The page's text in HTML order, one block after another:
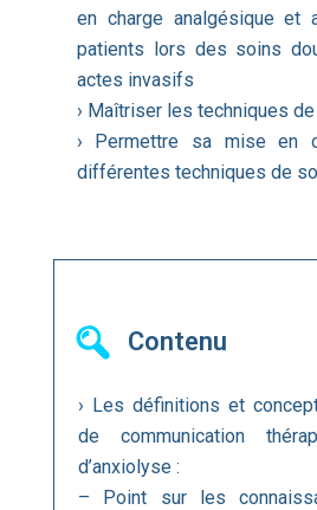
en charge analgésique et
patients lors des soins
actes invasifs
› Maîtriser les techniques
› Permettre sa mise en
différentes techniques de
Contenu
› Les définitions et
de communication
d’anxiolyse :
– Point sur les